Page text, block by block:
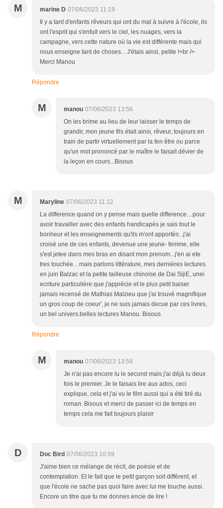
M marine D 07/06/2023 11:19
Il y a tant d'enfants rêveurs qui ont du mal à suivre à l'école, ils
ont l'esprit qui s'enfuit vers le ciel, les nuages, vers la
campagne, vers cette nature où la vie est différente mais qui
nous enseigne tant de choses... J'étais ainsi, petite !<br />
Merci Manou
Répondre
M manou 07/06/2023 13:56
On les brime au lieu de leur laisser le temps de
grandir, mon jeune fils était ainsi, rêveur, toujours en
train de partir virtuellement par la fen être ou parce
qu'un mot prononcé par le maître le faisait dévier de
la leçon en cours...Bisous
M Maryline 07/06/2023 11:12
La difference quand on y pense mais quelle difference....pour
avoir travailler avec des enfants handicapés je sais tout le
bonheur et les enseignements qu'ils m'ont apportés...j'ai
croisé une de ces enfants, devenue une jeune- femme, elle
s'est jetee dans mes bras en disant mon prenom...j'en ai ete
tres touchée... mais parlons littérature, mes dernières lectures
en juin Balzac et la petite tailleuse chinoise de Dai SijiE, unei
ecriture particulière que j'apprécie et le plus petit baiser
jamais recensé de Mathias Malzieu que j'ai trouvé magnifique
un gros coup de coeur', je ne suis jamais decue par ces livres,
un bel univers.belles lectures Manou. Bisous
Répondre
M manou 07/06/2023 13:58
Je n'ai pas encore lu le second mais j'ai déjà lu deux
fois le premier. Je le faisais lire aux ados, ceci
explique, cela et j'ai vu le film aussi qui a été tiré du
roman. Bisous et merci de passer ici de temps en
temps cela me fait toujours plaisir
D Doc Bird 07/06/2023 10:59
J'aime bien ce mélange de récit, de poésie et de
contemplation. Et le fait que le petit garçon soit différent, et
que l'école ne sache pas quoi faire avec lui me touche aussi.
Encore un titre que tu me donnes encie de lire !